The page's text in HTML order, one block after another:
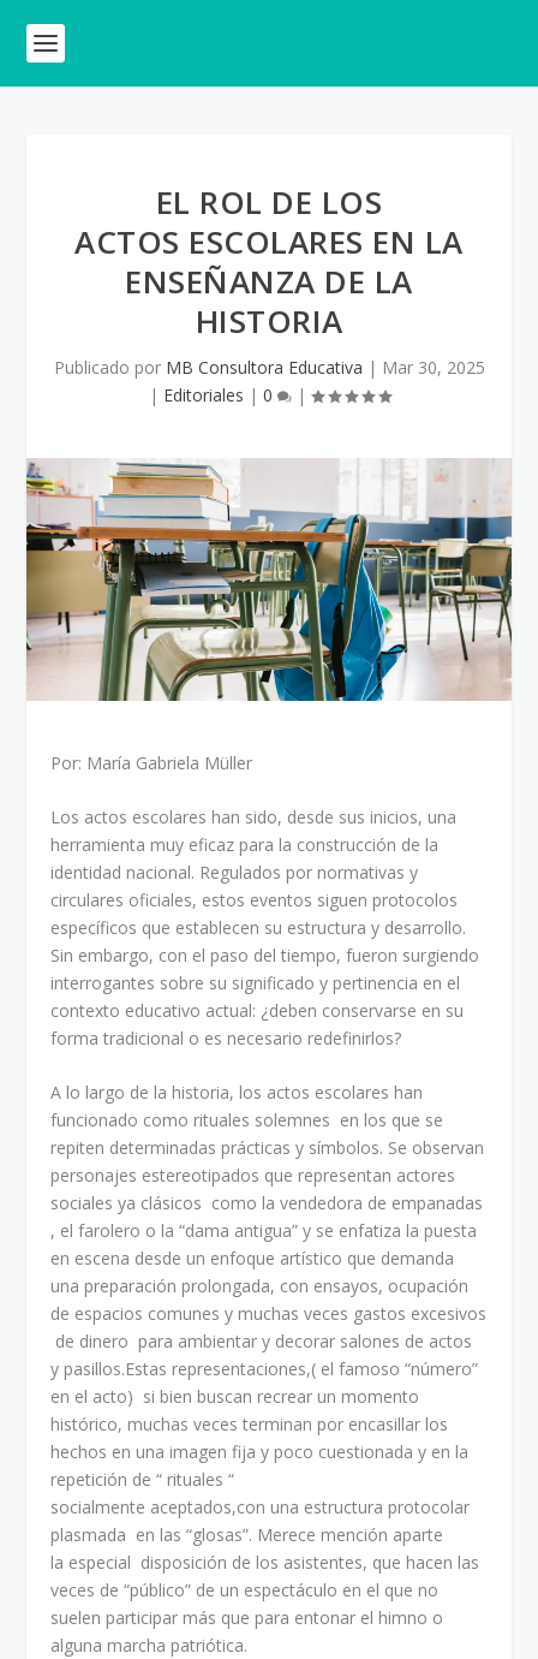
EL ROL DE LOS
ACTOS ESCOLARES EN LA
ENSEÑANZA DE LA
HISTORIA
Publicado por MB Consultora Educativa | Mar 30, 2025
| Editoriales | 0 |
Por: María Gabriela Müller
Los actos escolares han sido, desde sus inicios, una
herramienta muy eficaz para la construcción de la
identidad nacional. Regulados por normativas y
circulares oficiales, estos eventos siguen protocolos
específicos que establecen su estructura y desarrollo.
Sin embargo, con el paso del tiempo, fueron surgiendo
interrogantes sobre su significado y pertinencia en el
contexto educativo actual: ¿deben conservarse en su
forma tradicional o es necesario redefinirlos?
A lo largo de la historia, los actos escolares han
funcionado como rituales solemnes en los que se
repiten determinadas prácticas y símbolos. Se observan
personajes estereotipados que representan actores
sociales ya clásicos como la vendedora de empanadas
, el farolero o la “dama antigua” y se enfatiza la puesta
en escena desde un enfoque artístico que demanda
una preparación prolongada, con ensayos, ocupación
de espacios comunes y muchas veces gastos excesivos
de dinero para ambientar y decorar salones de actos
y pasillos.Estas representaciones,( el famoso “número”
en el acto) si bien buscan recrear un momento
histórico, muchas veces terminan por encasillar los
hechos en una imagen fija y poco cuestionada y en la
repetición de “ rituales “
socialmente aceptados,con una estructura protocolar
plasmada en las “glosas”. Merece mención aparte
la especial disposición de los asistentes, que hacen las
veces de “público” de un espectáculo en el que no
suelen participar más que para entonar el himno o
alguna marcha patriótica.